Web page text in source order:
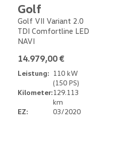
Golf
Golf VII Variant 2.0
TDI Comfortline LED
NAVI
14.979,00 €
Leistung: 110 kW
(150 PS)
Kilometer:129.113
km
EZ:
03/2020